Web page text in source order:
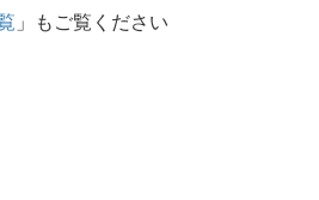
」もご覧ください